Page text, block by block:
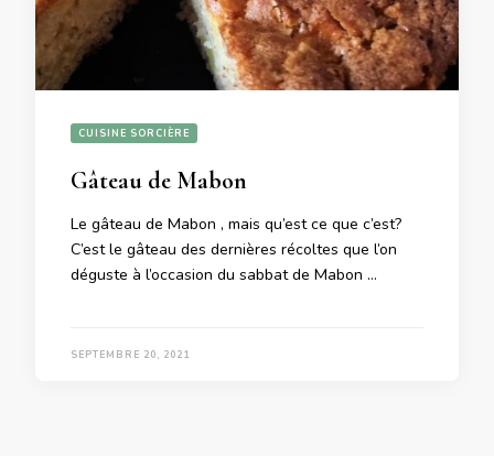
CUISINE SORCIÈRE
Gâteau de Mabon
Le gâteau de Mabon , mais qu’est ce que c’est?
C’est le gâteau des dernières récoltes que l’on
déguste à l’occasion du sabbat de Mabon …
SEPTEMBRE 20, 2021